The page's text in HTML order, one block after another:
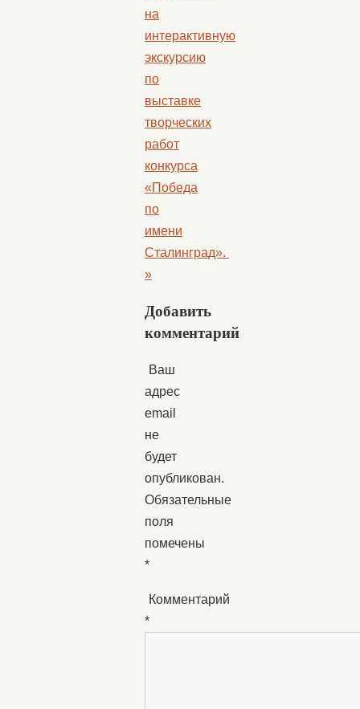
на
интерактивную
экскурсию
по
выставке
творческих
работ
конкурса
«Победа
по
имени
Сталинград».
»
Добавить
комментарий
Ваш
адрес
email
не
будет
опубликован.
Обязательные
поля
помечены
*
Комментарий
*